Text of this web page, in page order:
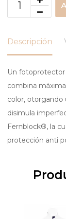
Descripción
Un
combina
color, otorgando
disimula
Fernblock®, la
protección anti